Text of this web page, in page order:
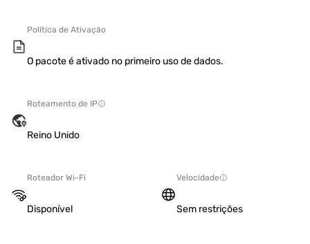
Política de Ativação
O pacote é ativado no primeiro uso de dados.
Roteamento de IP
Reino Unido
Roteador Wi-Fi
Disponível
Velocidade
Sem restrições